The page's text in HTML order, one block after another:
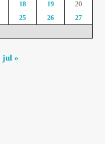
18 19
20
25 26
27
jul »